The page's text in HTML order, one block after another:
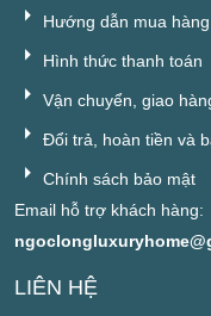
Hướng dẫn mua hàng
Hình thức thanh toán
Vận chuyển, giao
Đổi trả, hoàn tiền và
Chính sách bảo mật
Email hỗ trợ khách hàng:
LIÊN HỆ